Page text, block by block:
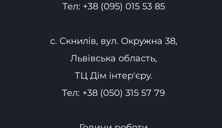
Тел: +38 (095) 015 53 85
с. Скнилів, вул. Окружна 38,
Львівська область,
ТЦ Дім інтер'єру.
Тел: +38 (050) 315 57 79